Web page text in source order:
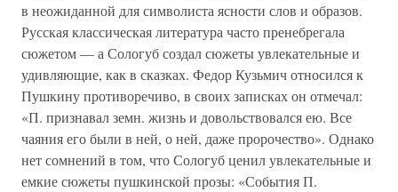
в неожиданной для символиста ясности слов и образов.
Русская классическая литература часто пренебрегала
сюжетом — а Сологуб создал сюжеты увлекательные и
удивляющие, как в сказках. Федор Кузьмич относился к
Пушкину противоречиво, в своих записках он отмечал:
«П. признавал земн. жизнь и довольствовался ею. Все
чаяния его были в ней, о ней, даже пророчество». Однако
нет сомнений в том, что Сологуб ценил увлекательные и
емкие сюжеты пушкинской прозы: «События П.